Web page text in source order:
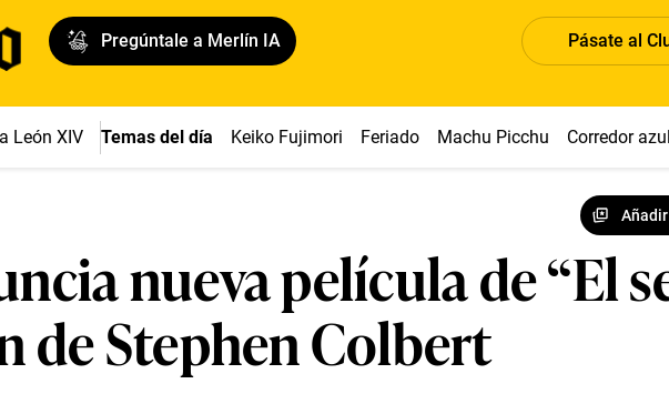
Pregúntale a Merlín IA Pásate al
León XIV Temas del día Keiko Fujimori Feriado Machu Picchu Corredor azul
nueva película de “El
de Stephen Colbert